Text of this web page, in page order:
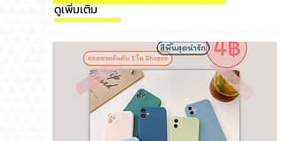
ดูเพิ่มเติม